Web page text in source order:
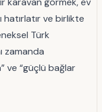
hatırlatır ve birlikte
Türk
zamanda
ve “güçlü bağlar